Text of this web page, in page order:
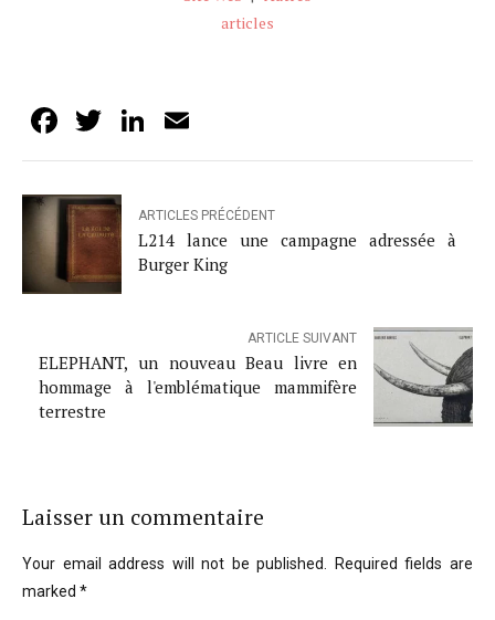
articles
Facebook
TwitterLinkedIn
ARTICLES PRÉCÉDENT
L214 lance une campagne adressée à
Burger King
ARTICLE SUIVANT
ELEPHANT, un nouveau Beau livre en
hommage à l'emblématique mammifère
terrestre
Laisser un commentaire
Your email address will not be published. Required fields are
marked *